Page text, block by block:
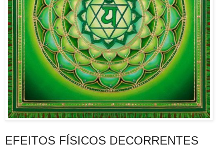
EFEITOS FÍSICOS DECORRENTES